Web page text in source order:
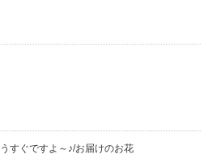
すぐですよ～♪/お届けのお花